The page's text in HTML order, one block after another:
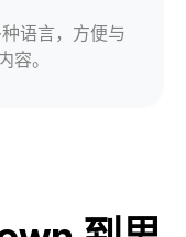
语言，方便与
容。